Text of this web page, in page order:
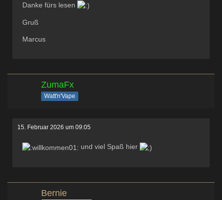
Danke fürs lesen
Gruß
Marcus
ZumaFx
Watt'n'Vape
15. Februar 2026 um 09:05
und viel Spaß hier
Bernie